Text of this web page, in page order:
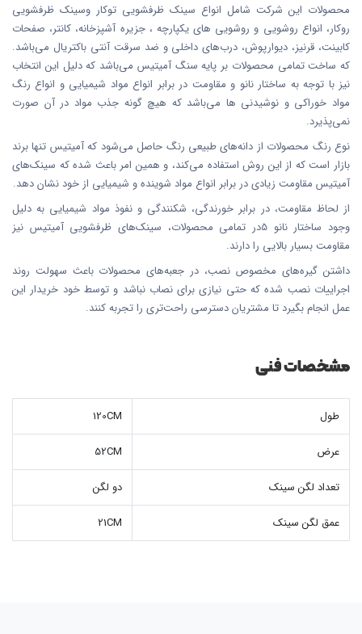
محصولات این شرکت شامل انواع سینک ظرفشویی توکار وسینک ظرفشویی
روکار، انواع روشویی و روشویی های یکپارچه ، جزیره آشپزخانه، کانتر، صفحات
کابینت، قرنیز، دیوارپوش، درب‌های داخلی و ضد سرقت آنتی باکتریال می‌باشد.
که ساخت تمامی محصولات بر پایه سنگ آمیتیس می‌باشد که دلیل این انتخاب
نیز با توجه به ساختار نانو و مقاومت در برابر انواع مواد شیمیایی و انواع رنگ
مواد خوراکی و نوشیدنی ها می‌باشد که هیچ گونه جذب مواد در آن صورت
نمی‌پذیرد.
نوع رنگ محصولات از دانه‌های طبیعی رنگ حاصل می‌شود که آمیتیس تنها برند
بازار است که از این روش استفاده می‌کند، و همین امر باعث شده که سینک‌های
آمیتیس مقاومت زیادی در برابر انواع مواد شوینده و شیمیایی از خود نشان دهد.
از لحاظ مقاومت، در برابر خورندگی، شکنندگی و نفوذ مواد شیمیایی به دلیل
وجود ساختار نانو 5در تمامی محصولات، سینک‌های ظرفشویی آمیتیس نیز
مقاومت بسیار بالایی را دارند.
داشتن گیره‌های مخصوص نصب، در جعبه‌های محصولات باعث سهولت روند
اجراییات نصب شده که حتی نیازی برای نصاب نباشد و توسط خود خریدار این
عمل انجام بگیرد تا مشتریان دسترسی راحت‌تری را تجربه کنند.
مشخصات فنی
طول 120CM
عرض 52CM
تعداد لگن سینک دو لگن
عمق لگن سینک 21CM